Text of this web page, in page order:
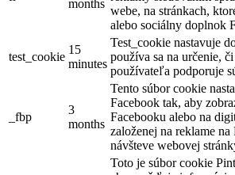
months
webe, na stránkach,
alebo sociálny doplnok
test_cookie
15
minutes
Test_cookie nastavuje
používa sa na určenie,
používateľa podporuje
_fbp
3
months
Tento súbor cookie
Facebook tak, aby
Facebooku alebo na
založenej na reklame na
návšteve webovej
Toto je súbor cookie